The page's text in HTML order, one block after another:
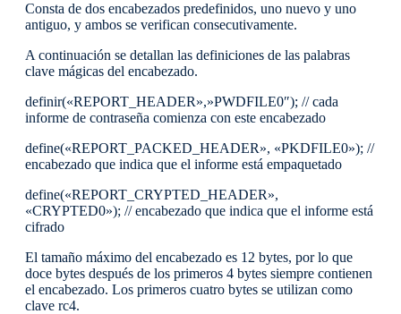
Consta de dos encabezados predefinidos, uno nuevo y uno
antiguo, y ambos se verifican consecutivamente.
A continuación se detallan las definiciones de las palabras
clave mágicas del encabezado.
definir(«REPORT_HEADER»,»PWDFILE0″); // cada
informe de contraseña comienza con este encabezado
define(«REPORT_PACKED_HEADER», «PKDFILE0»); //
encabezado que indica que el informe está empaquetado
define(«REPORT_CRYPTED_HEADER»,
«CRYPTED0»); // encabezado que indica que el informe está
cifrado
El tamaño máximo del encabezado es 12 bytes, por lo que
doce bytes después de los primeros 4 bytes siempre contienen
el encabezado. Los primeros cuatro bytes se utilizan como
clave rc4.